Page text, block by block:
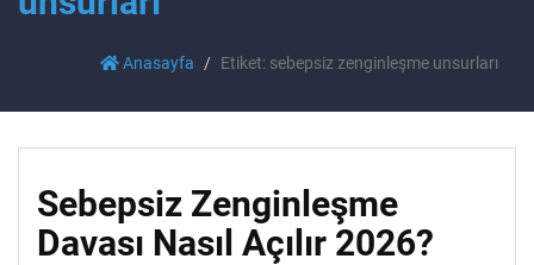
Anasayfa Etiket: sebepsiz zenginleşme unsurları
Sebepsiz Zenginleşme
Davası Nasıl Açılır 2026?